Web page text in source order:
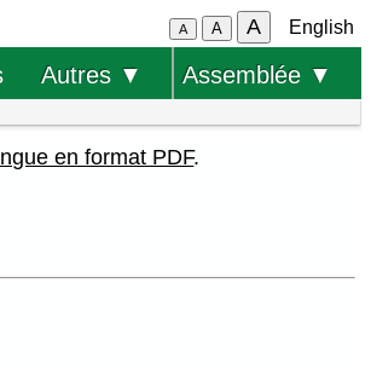
A A A English
Autres ▼ Assemblée ▼
en format PDF.